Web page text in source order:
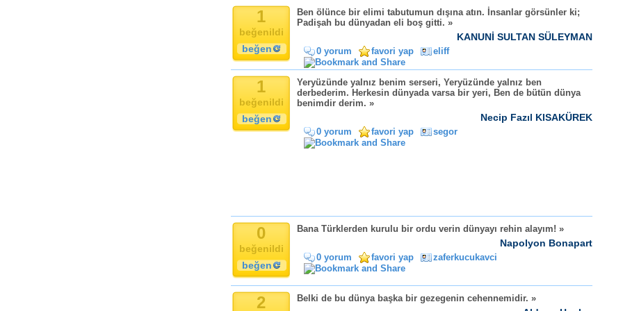
1
beğenildi
beğen
Ben ölünce bir elimi tabutumun dışına atın. İnsanlar görsünler ki;
Padişah bu dünyadan eli boş gitti. »
KANUNİ SULTAN SÜLEYMAN
0 yorum favori yap eliff
1
beğenildi
beğen
Yeryüzünde yalnız benim serseri, Yeryüzünde yalnız ben
derbederim. Herkesin dünyada varsa bir yeri, Ben de bütün dünya
benimdir derim. »
Necip Fazıl KISAKÜREK
0 yorum favori yap segor
0
beğenildi
beğen
Bana Türklerden kurulu bir ordu verin dünyayı rehin alayım! »
Napolyon Bonapart
0 yorum favori yap zaferkucukavci
2 Belki de bu dünya başka bir gezegenin cehennemidir. »